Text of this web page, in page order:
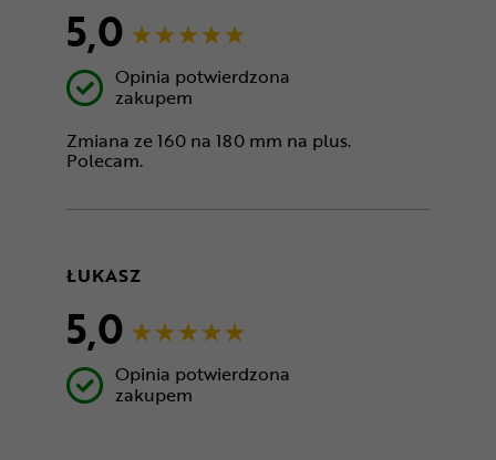
5,0
Opinia potwierdzona
zakupem
Zmiana ze 160 na 180 mm na plus.
Polecam.
ŁUKASZ
5,0
Opinia potwierdzona
zakupem